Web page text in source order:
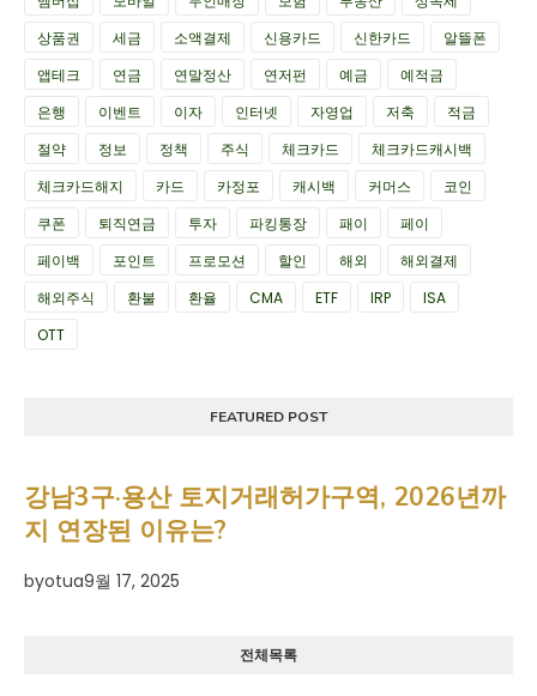
상품권
세금 소액결제 신용카드 신한카드
알뜰폰
앱테크
연금 연말정산 연저펀 예금
예적금
은행
이벤트 이자 인터넷 자영업 저축
적금
절약
정보 정책 주식 체크카드
체크카드캐시백
체크카드해지
카드 카정포 캐시백 커머스
코인
쿠폰
퇴직연금 투자 파킹통장 패이
페이
페이백
포인트 프로모션 할인 해외
해외결제
해외주식
환불 환율 CMA ETF IRP
ISA
OTT
FEATURED POST
강남3구·용산 토지거래허가구역, 2026년까
지 연장된 이유는?
byotua9월 17, 2025
전체목록